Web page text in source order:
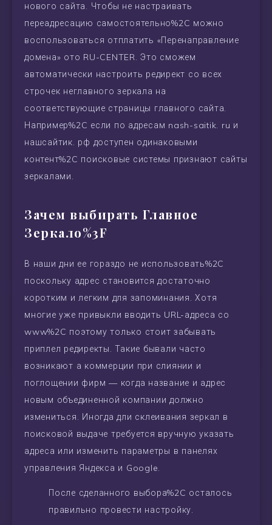
нового сайта. Чтобы не настраивать
переадресацию самостоятельно%2C можно
воспользоваться отплатить «Перенаправление
домена» ото RU-CENTER. Это сможем
автоматически настроить редирект со всех
строчек неглавного зеркала на
соответствующие страницы главного сайта.
Например%2C если по адресам nash-saitik. ru и
нашсайтик. рф доступен одинаковыми
контент%2C поисковые системы признают сайты
зеркалами.
Зачем выбирать Главное
Зеркало%3F
В наши дни ее гораздо не использовать%2C
поскольку адрес становится достаточно
коротким и легким для запоминания. Хотя
многие уже привыкли вводить URL-адреса со
www%2C поэтому только стоит забывать
приплел редиректы. Такие бывали часто
возникают а коммерции при слиянии и
поглощении фирм — когда название и адрес
новым объединенной компании должно
измениться. Иногда дли склеивания зеркал в
поисковой выдаче требуется вручную указать
адреса или изменить параметры в панелях
управления Яндекса и Google.
После сделанного выбора%2C осталось
правильно провести настройку.